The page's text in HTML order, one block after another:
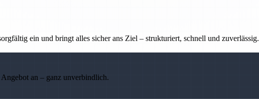
ein und bringt alles sicher ans Ziel – strukturiert, schnell und zuverlässig.
an – ganz unverbindlich.